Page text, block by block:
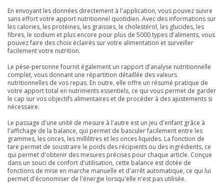
En envoyant les données directement à l'application, vous pouvez suivre
sans effort votre apport nutritionnel quotidien. Avec des informations sur
les calories, les protéines, les graisses, le cholestérol, les glucides, les
fibres, le sodium et plus encore pour plus de 5000 types d'aliments, vous
pouvez faire des choix éclairés sur votre alimentation et surveiller
facilement votre nutrition.
Le pèse-personne fournit également un rapport d'analyse nutritionnelle
complet, vous donnant une répartition détaillée des valeurs
nutritionnelles de vos repas. En outre, elle offre un résumé pratique de
votre apport total en nutriments essentiels, ce qui vous permet de garder
le cap sur vos objectifs alimentaires et de procéder à des ajustements si
nécessaire.
Le passage d'une unité de mesure à l'autre est un jeu d'enfant grâce à
l'affichage de la balance, qui permet de basculer facilement entre les
grammes, les onces, les millilitres et les onces liquides. La fonction de
tare permet de soustraire le poids des récipients ou des ingrédients, ce
qui permet d'obtenir des mesures précises pour chaque article. Conçue
dans un souci de confort d'utilisation, cette balance est dotée de
fonctions de mise en marche manuelle et d'arrêt automatique, ce qui lui
permet d'économiser de l'énergie lorsqu'elle n'est pas utilisée.